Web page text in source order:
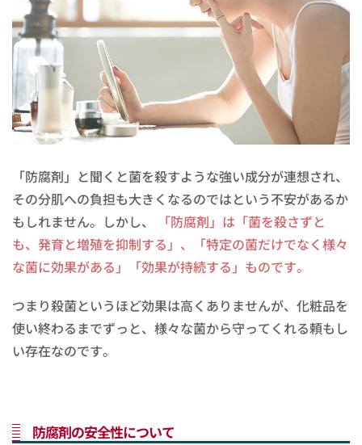
「防腐剤」と聞くと菌を殺すような強い成分が連想され、
その分肌への負担も大きくなるのではという不安があるか
もしれません。しかし、
「防腐剤」は「菌を殺さずと
も、発育と増殖を抑制する」、「特定の菌だけでなく様々
な菌に効果がある」「効果が持続する」ものです。
つまり殺菌というほど効果は高くありませんが、化粧品を
使い終わるまでずっと、様々な菌から守ってくれる頼もし
い存在なのです。
防腐剤の安全性について